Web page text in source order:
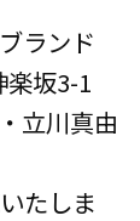
ランド
楽坂3-1
立川真由
たしま